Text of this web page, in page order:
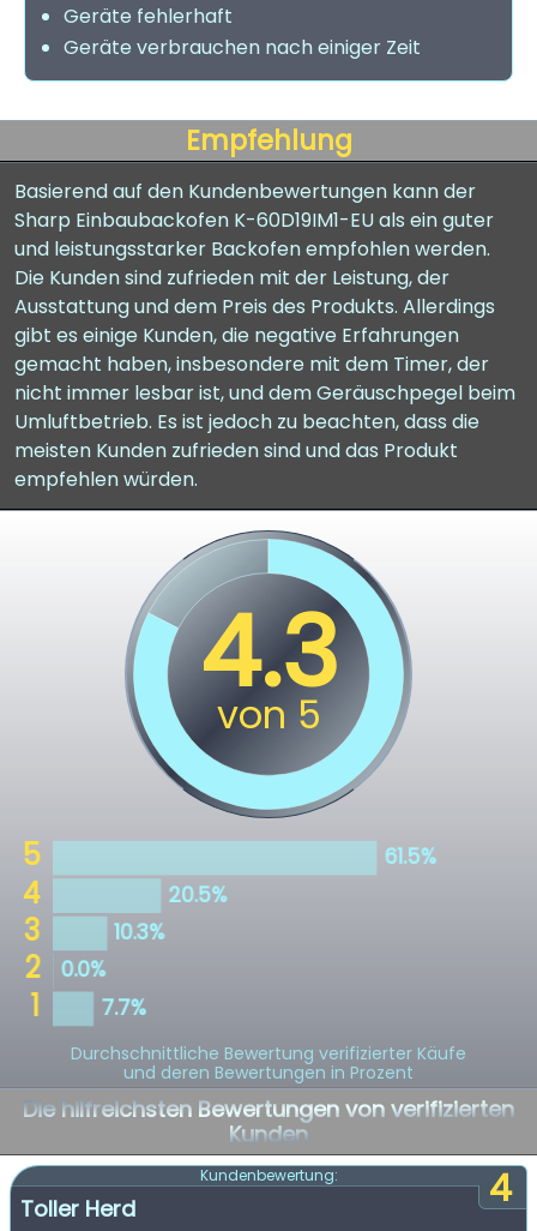
Geräte fehlerhaft
Geräte verbrauchen nach einiger Zeit
Empfehlung
Basierend auf den Kundenbewertungen kann der
Sharp Einbaubackofen K-60D19IM1-EU als ein guter
und leistungsstarker Backofen empfohlen werden.
Die Kunden sind zufrieden mit der Leistung, der
Ausstattung und dem Preis des Produkts. Allerdings
gibt es einige Kunden, die negative Erfahrungen
gemacht haben, insbesondere mit dem Timer, der
nicht immer lesbar ist, und dem Geräuschpegel beim
Umluftbetrieb. Es ist jedoch zu beachten, dass die
meisten Kunden zufrieden sind und das Produkt
empfehlen würden.
Durchschnittliche Bewertung verifizierter Käufe
und deren Bewertungen in Prozent
Die hilfreichsten Bewertungen von verifizierten
Kunden
4
Kundenbewertung:
Toller Herd